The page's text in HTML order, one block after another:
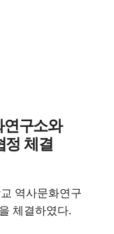
구소와
정 체결
역사문화연구
체결하였다.